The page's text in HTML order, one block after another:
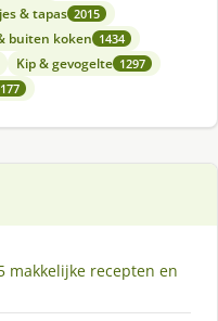
& tapas 2015
buiten koken 1434
Kip & gevogelte 1297
makkelijke recepten en